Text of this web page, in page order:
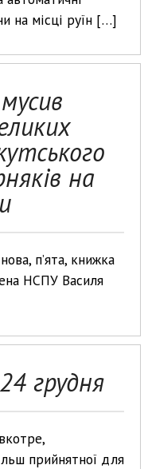
на місці руїн […]
на
п’ята, книжка
НСПУ Василя
грудня
прийнятної для